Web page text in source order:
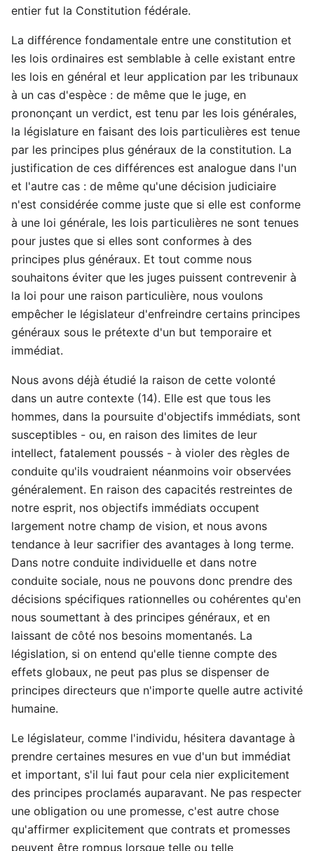
entier fut la Constitution fédérale.
La différence fondamentale entre une constitution et
les lois ordinaires est semblable à celle existant entre
les lois en général et leur application par les tribunaux
à un cas d'espèce : de même que le juge, en
prononçant un verdict, est tenu par les lois générales,
la législature en faisant des lois particulières est tenue
par les principes plus généraux de la constitution. La
justification de ces différences est analogue dans l'un
et l'autre cas : de même qu'une décision judiciaire
n'est considérée comme juste que si elle est conforme
à une loi générale, les lois particulières ne sont tenues
pour justes que si elles sont conformes à des
principes plus généraux. Et tout comme nous
souhaitons éviter que les juges puissent contrevenir à
la loi pour une raison particulière, nous voulons
empêcher le législateur d'enfreindre certains principes
généraux sous le prétexte d'un but temporaire et
immédiat.
Nous avons déjà étudié la raison de cette volonté
dans un autre contexte (14). Elle est que tous les
hommes, dans la poursuite d'objectifs immédiats, sont
susceptibles - ou, en raison des limites de leur
intellect, fatalement poussés - à violer des règles de
conduite qu'ils voudraient néanmoins voir observées
généralement. En raison des capacités restreintes de
notre esprit, nos objectifs immédiats occupent
largement notre champ de vision, et nous avons
tendance à leur sacrifier des avantages à long terme.
Dans notre conduite individuelle et dans notre
conduite sociale, nous ne pouvons donc prendre des
décisions spécifiques rationnelles ou cohérentes qu'en
nous soumettant à des principes généraux, et en
laissant de côté nos besoins momentanés. La
législation, si on entend qu'elle tienne compte des
effets globaux, ne peut pas plus se dispenser de
principes directeurs que n'importe quelle autre activité
humaine.
Le législateur, comme l'individu, hésitera davantage à
prendre certaines mesures en vue d'un but immédiat
et important, s'il lui faut pour cela nier explicitement
des principes proclamés auparavant. Ne pas respecter
une obligation ou une promesse, c'est autre chose
qu'affirmer explicitement que contrats et promesses
peuvent être rompus lorsque telle ou telle